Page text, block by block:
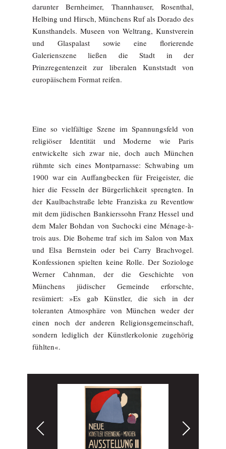
darunter Bernheimer, Thannhauser, Rosenthal,
Helbing und Hirsch, Münchens Ruf als Dorado des
Kunsthandels. Museen von Weltrang, Kunstverein
und Glaspalast sowie eine florierende
Galerienszene ließen die Stadt in der
Prinzregentenzeit zur liberalen Kunststadt von
europäischem Format reifen.
Eine so vielfältige Szene im Spannungsfeld von
religiöser Identität und Moderne wie Paris
entwickelte sich zwar nie, doch auch München
rühmte sich eines Montparnasse: Schwabing um
1900 war ein Auffangbecken für Freigeister, die
hier die Fesseln der Bürgerlichkeit sprengten. In
der Kaulbachstraße lebte Franziska zu Reventlow
mit dem jüdischen Bankierssohn Franz Hessel und
dem Maler Bohdan von Suchocki eine Ménage-à-
trois aus. Die Boheme traf sich im Salon von Max
und Elsa Bernstein oder bei Carry Brachvogel.
Konfessionen spielten keine Rolle. Der Soziologe
Werner Cahnman, der die Geschichte von
Münchens jüdischer Gemeinde erforschte,
resümiert: »Es gab Künstler, die sich in der
toleranten Atmosphäre von München weder der
einen noch der anderen Religionsgemeinschaft,
sondern lediglich der Künstlerkolonie zugehörig
fühlten«.